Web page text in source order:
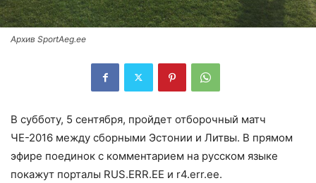
Архив SportAeg.ee
В субботу, 5 сентября, пройдет отборочный матч
ЧЕ-2016 между сборными Эстонии и Литвы. В прямом
эфире поединок с комментарием на русском языке
покажут порталы RUS.ERR.EE и r4.err.ee.